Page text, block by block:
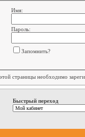
Имя:
Пароль:
Запомнить?
страницы необходимо
Быстрый переход